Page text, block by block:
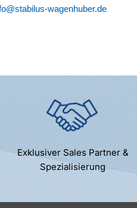
wagenhuber.de
Exklusiver Sales Partner &
Spezialisierung